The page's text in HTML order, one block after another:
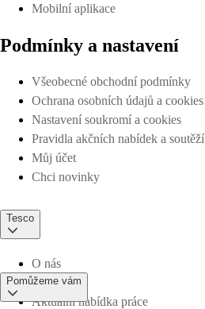
Mobilní aplikace
Podmínky a nastavení
Všeobecné obchodní podmínky
Ochrana osobních údajů a cookies
Nastavení soukromí a cookies
Pravidla akčních nabídek a soutěží
Můj účet
Chci novinky
Tesco
O nás
Aktuální nabídka práce
Pomůžeme vám